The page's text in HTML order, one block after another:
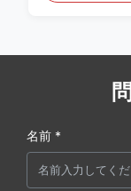
名前 *